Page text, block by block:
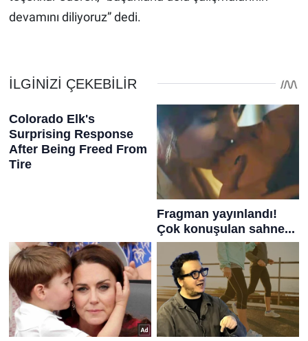
devamını diliyoruz” dedi.